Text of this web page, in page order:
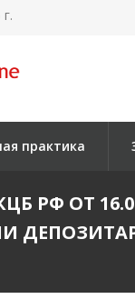
практика
РФ ОТ